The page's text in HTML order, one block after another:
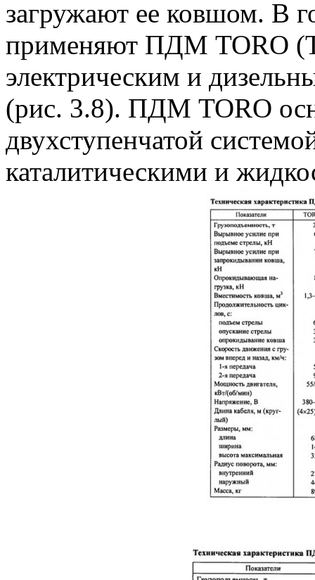
загружают ее ковшом. В
применяют ПДМ TORO
электрическим и
(рис. 3.8). ПДМ TORO
двухступенчатой
каталитическими и